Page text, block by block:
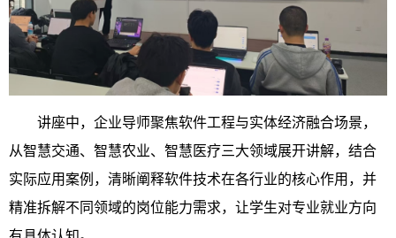
讲座中，企业导师聚焦软件工程与实体经济融合场景，
从智慧交通、智慧农业、智慧医疗三大领域展开讲解，结合
实际应用案例，清晰阐释软件技术在各行业的核心作用，并
精准拆解不同领域的岗位能力需求，让学生对专业就业方向